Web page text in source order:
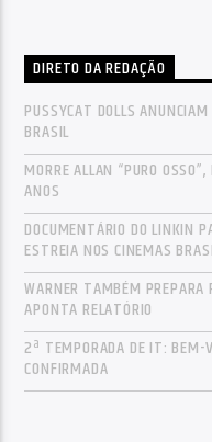
DIRETO DA REDAÇÃO
PUSSYCAT DOLLS
BRASIL
MORRE ALLAN “PURO
ANOS
DOCUMENTÁRIO DO LINKIN
ESTREIA NOS CINEMAS
WARNER TAMBÉM PREPARA
APONTA RELATÓRIO
2ª TEMPORADA DE IT: BEM-
CONFIRMADA